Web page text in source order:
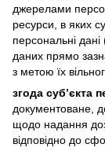
джерелами
ресурси, в яких
персональні
даних прямо
з метою їх
згода суб’єкта
документоване,
щодо надання
відповідно до